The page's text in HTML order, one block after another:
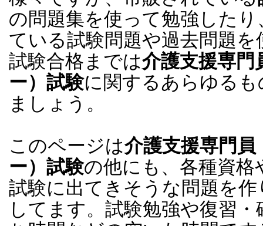
の問題集を使って勉強した
ている試験問題や過去問題
試験合格までは介護支援専門
ー）試験に関するあらゆる
ましょう。
このページは介護支援専門
ー）試験の他にも、各種資格
試験に出てきそうな問題を
してます。試験勉強や復習